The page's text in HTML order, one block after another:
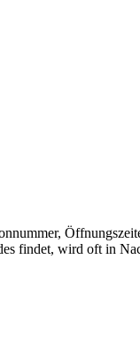
findet, wird oft in